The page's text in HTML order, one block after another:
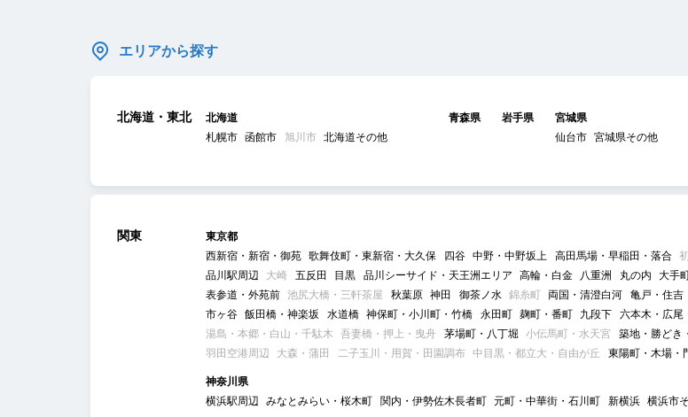
エリアから探す
北海道・東北
北海道
札幌市 函館市 旭川市 北海道その他
青森県 岩手県
宮城県
仙台市
宮城県その他
関東
東京都
西新宿・新宿・御苑 歌舞伎町・東新宿・大久保 四谷 中野・中野坂上 高田馬場・早稲田・落合
品川駅周辺
大崎 五反田 目黒 品川シーサイド・天王洲エリア 高輪・白金 八重洲 丸の内 大手
表参道・外苑前 池尻大橋・三軒茶屋 秋葉原 神田 御茶ノ水 錦糸町 両国・清澄白河 亀戸・住吉
市ヶ谷 飯田橋・神楽坂 水道橋 神保町・小川町・竹橋 永田町 麹町・番町 九段下 六本木・広尾
湯島・本郷・白山・千駄木
吾妻橋・押上・曳舟 茅場町・八丁堀 小伝馬町・水天宮 築地・勝どき
羽田空港周辺
大森・蒲田 二子玉川・用賀・田園調布 中目黒・都立大・自由が丘 東陽町・木場・
神奈川県
横浜駅周辺
みなとみらい・桜木町 関内・伊勢佐木長者町 元町・中華街・石川町 新横浜 横浜市